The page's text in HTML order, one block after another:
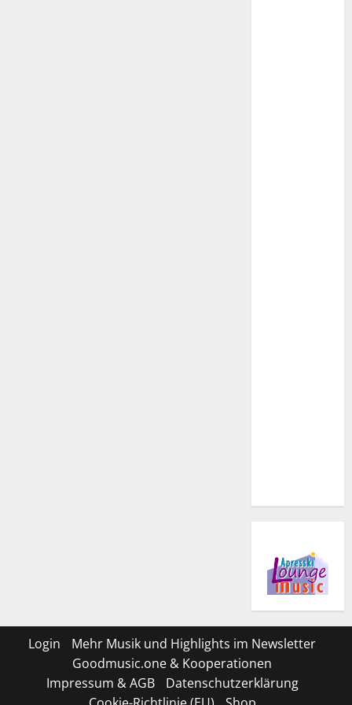
Login
Mehr Musik und Highlights im Newsletter
Goodmusic.one & Kooperationen
Impressum & AGB
Datenschutzerklärung